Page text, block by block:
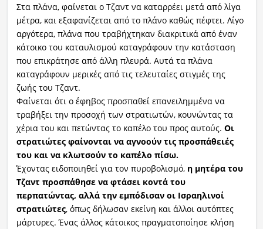
Στα πλάνα, φαίνεται ο Τζαντ να καταρρέει μετά από λίγα
μέτρα, και εξαφανίζεται από το πλάνο καθώς πέφτει. Λίγο
αργότερα, πλάνα που τραβήχτηκαν διακριτικά από έναν
κάτοικο του καταυλισμού καταγράφουν την κατάσταση
που επικράτησε από άλλη πλευρά. Αυτά τα πλάνα
καταγράφουν μερικές από τις τελευταίες στιγμές της
ζωής του Τζαντ.
Φαίνεται ότι ο έφηβος προσπαθεί επανειλημμένα να
τραβήξει την προσοχή των στρατιωτών, κουνώντας τα
χέρια του και πετώντας το καπέλο του προς αυτούς. Οι
στρατιώτες φαίνονται να αγνοούν τις προσπάθειές
του και να κλωτσούν το καπέλο πίσω.
Έχοντας ειδοποιηθεί για τον πυροβολισμό, η μητέρα του
Τζαντ προσπάθησε να φτάσει κοντά του
περπατώντας, αλλά την εμπόδισαν οι Ισραηλινοί
στρατιώτες, όπως δήλωσαν εκείνη και άλλοι αυτόπτες
μάρτυρες. Ένας άλλος κάτοικος πραγματοποίησε κλήση